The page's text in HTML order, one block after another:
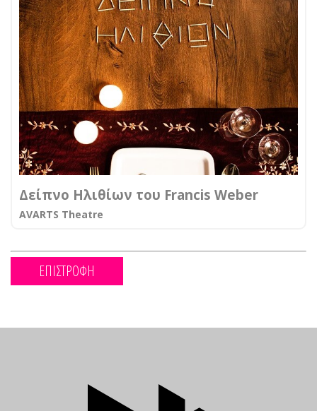
Δείπνο Ηλιθίων του Francis Weber
AVARTS Theatre
ΕΠΙΣΤΡΟΦΗ